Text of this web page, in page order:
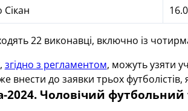
22 виконавці, включно із
згідно з регламентом, можуть узяти
внести до заявки трьох футболістів,
2024. Чоловічий футбольний